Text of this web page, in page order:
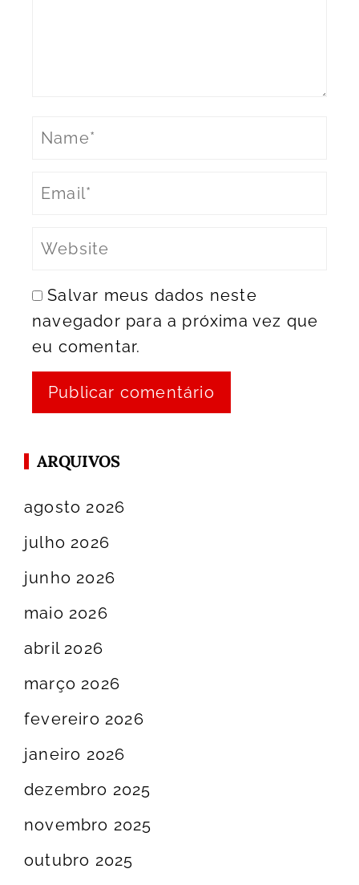
Salvar meus dados neste
navegador para a próxima vez que
eu comentar.
ARQUIVOS
agosto 2026
julho 2026
junho 2026
maio 2026
abril 2026
março 2026
fevereiro 2026
janeiro 2026
dezembro 2025
novembro 2025
outubro 2025